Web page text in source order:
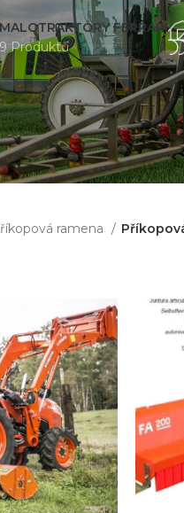
MALOTRAKTORY FERRARI
9 Produktů
ramena